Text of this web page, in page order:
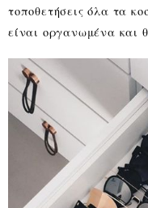
τοποθετήσεις όλα τα
είναι οργανωμένα και